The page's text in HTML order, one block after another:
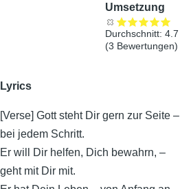
Umsetzung
Durchschnitt:4.7
(3 Bewertungen)
Lyrics
[Verse] Gott steht Dir gern zur Seite –
bei jedem Schritt.
Er will Dir helfen, Dich bewahrn, –
geht mit Dir mit.